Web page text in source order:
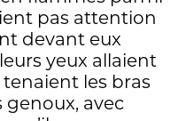
pas attention
devant eux
yeux allaient
les bras
genoux, avec